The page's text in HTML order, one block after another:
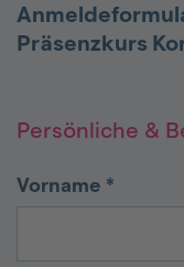
Präsenzkurs
Persönliche &
Vorname *